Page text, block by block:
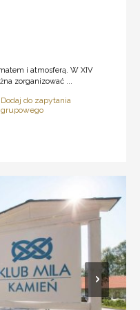
i atmosferą. W XIV
zorganizować ...